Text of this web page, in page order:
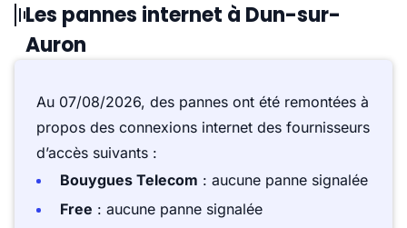
Les pannes internet à Dun-sur-
Auron
Au 07/08/2026, des pannes ont été remontées à
propos des connexions internet des fournisseurs
d’accès suivants :
Bouygues Telecom : aucune panne signalée
Free : aucune panne signalée